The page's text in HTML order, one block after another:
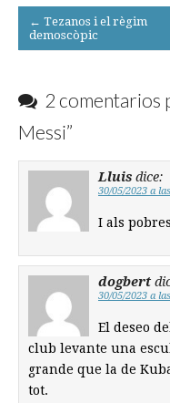
Post
navigation
← Tezanos i el règim
demoscòpic
2 comentarios
Messi”
Lluis dice:
30/05/2023 a
I als
dogbert
30/05/2023 a
El deseo
club levante una
grande que la de
tot.